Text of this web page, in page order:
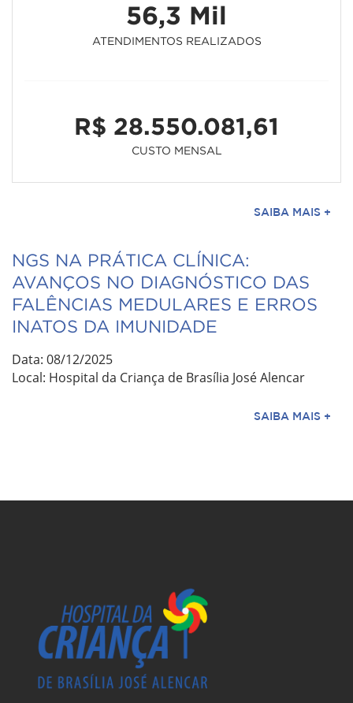
56,3 Mil
ATENDIMENTOS REALIZADOS
R$ 28.550.081,61
CUSTO MENSAL
SAIBA MAIS +
NGS NA PRÁTICA CLÍNICA:
AVANÇOS NO DIAGNÓSTICO DAS
FALÊNCIAS MEDULARES E ERROS
INATOS DA IMUNIDADE
Data: 08/12/2025
Local: Hospital da Criança de Brasília José Alencar
SAIBA MAIS +